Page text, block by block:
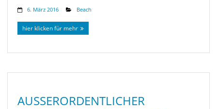
6. März 2016 Beach
hier klicken für mehr
AUSSERORDENTLICHER V